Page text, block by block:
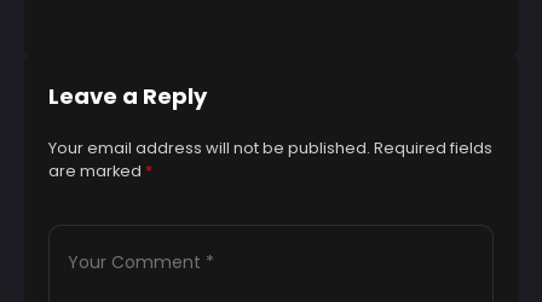
Leave a Reply
Your email address will not be published. Required fields
are marked *